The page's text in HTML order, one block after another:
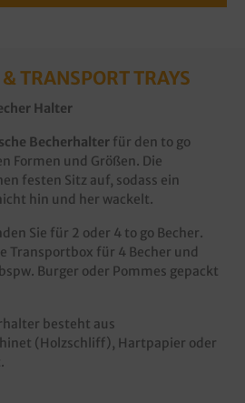
TRANSPORT TRAYS
Halter
Becherhalter für den to go
Formen und Größen. Die
festen Sitz auf, sodass ein
hin und her wackelt.
Sie für 2 oder 4 to go Becher.
Transportbox für 4 Becher und
Burger oder Pommes gepackt
besteht aus
(Holzschliff), Hartpapier oder